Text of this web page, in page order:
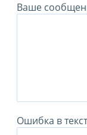
Ваше
Ошибка в